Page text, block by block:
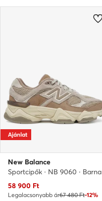
Ajánlat
New Balance
Sportcipők · NB 9060 · Barna
Aktuális ár
58 900 Ft
Legalacsonyabb ár67 480 Ft-12%